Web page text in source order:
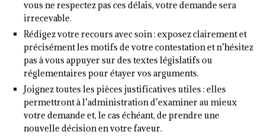
vous ne respectez pas ces délais, votre demande sera
irrecevable.
Rédigez votre recours avec soin : exposez clairement et
précisément les motifs de votre contestation et n’hésitez
pas à vous appuyer sur des textes législatifs ou
réglementaires pour étayer vos arguments.
Joignez toutes les pièces justificatives utiles : elles
permettront à l’administration d’examiner au mieux
votre demande et, le cas échéant, de prendre une
nouvelle décision en votre faveur.